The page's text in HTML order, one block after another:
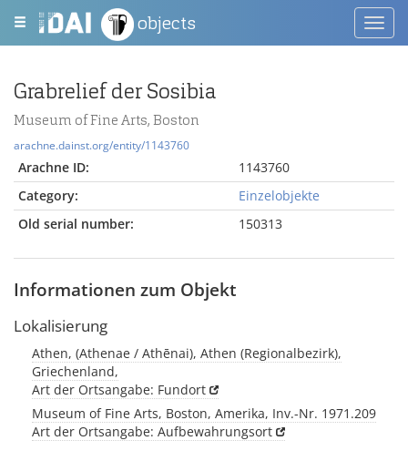
objects
Grabrelief der Sosibia
Museum of Fine Arts, Boston
arachne.dainst.org/entity/1143760
Arachne ID:
1143760
Category:
Einzelobjekte
Old serial number:
150313
Informationen zum Objekt
Lokalisierung
Athen, (Athenae / Athēnai), Athen (Regionalbezirk),
Griechenland,
Art der Ortsangabe: Fundort
Museum of Fine Arts, Boston, Amerika, Inv.-Nr. 1971.209
Art der Ortsangabe: Aufbewahrungsort